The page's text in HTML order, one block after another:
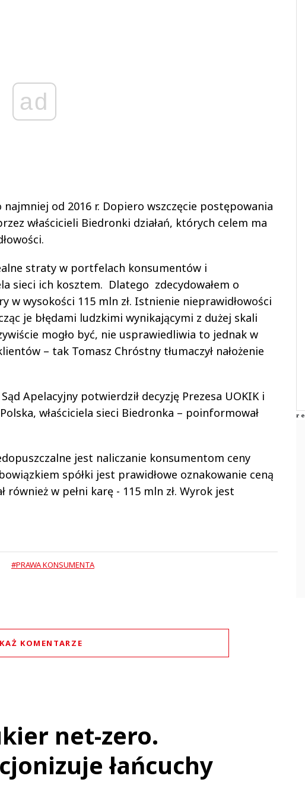
ad
od 2016 r. Dopiero wszczęcie postępowania
właścicieli Biedronki działań, których celem ma
straty w portfelach konsumentów i
sieci ich kosztem. Dlatego zdecydowałem o
w wysokości 115 mln zł. Istnienie nieprawidłowości
je błędami ludzkimi wynikającymi z dużej skali
mogło być, nie usprawiedliwia to jednak w
– tak Tomasz Chróstny tłumaczył nałożenie
Apelacyjny potwierdził decyzję Prezesa UOKIK i
właściciela sieci Biedronka – poinformował
jest naliczanie konsumentom ceny
spółki jest prawidłowe oznakowanie ceną
w pełni karę - 115 mln zł. Wyrok jest
#PRAWA KONSUMENTA
KOMENTARZE
28.06.2023 / 12:18
minimized by the moderator on the site
w tych waszych brudnych,śmierdzących , bałaganiastych norkach !
net-zero.
łańcuchy